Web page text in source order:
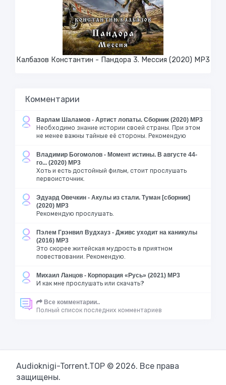
Калбазов Константин - Пандора 3. Мессия (2020) MP3
Комментарии
Варлам Шаламов - Артист лопаты. Сборник (2020) MP3
Необходимо знание истории своей страны. При этом
не менее важны тайные её стороны. Рекомендую
Владимир Богомолов - Момент истины. В августе 44-
го... (2020) MP3
Хоть и есть достойный фильм, стоит прослушать
первоисточник.
Эдуард Овечкин - Акулы из стали. Туман [сборник]
(2020) MP3
Рекомендую прослушать.
Пэлем Грэнвил Вудхауз - Дживс уходит на каникулы
(2016) MP3
Это скорее житейская мудрость в приятном
повествовании. Рекомендую.
Михаил Ланцов - Корпорация «Русь» (2021) MP3
И как мне прослушать или скачать?
Все комментарии..
Полный список последних комментариев
Audioknigi-Torrent.TOP © 2026. Все права
защищены.